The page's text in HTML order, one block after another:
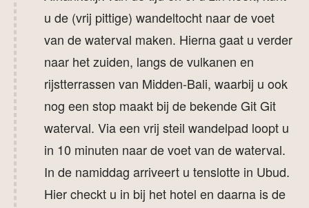
u de (vrij pittige) wandeltocht naar de voet
van de waterval maken. Hierna gaat u verder
naar het zuiden, langs de vulkanen en
rijstterrassen van Midden-Bali, waarbij u ook
nog een stop maakt bij de bekende Git Git
waterval. Via een vrij steil wandelpad loopt u
in 10 minuten naar de voet van de waterval.
In de namiddag arriveert u tenslotte in Ubud.
Hier checkt u in bij het hotel en daarna is de